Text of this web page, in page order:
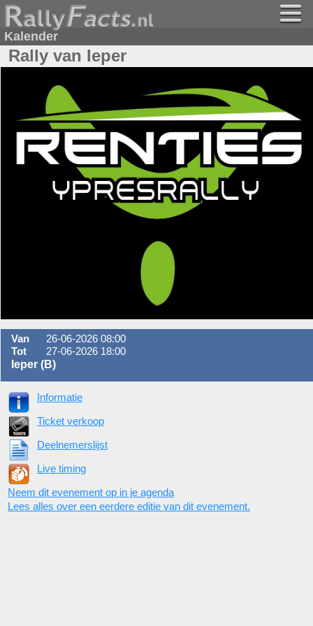
Kalender
Rally van Ieper
Van
26-06-2026 08:00
Tot
27-06-2026 18:00
Ieper (B)
Informatie
Ticket verkoop
Deelnemerslijst
Live timing
Neem dit evenement op in je agenda
Lees alles over een eerdere editie van dit evenement.